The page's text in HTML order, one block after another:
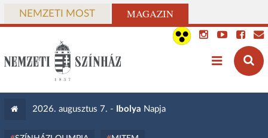
NEMZETI MOST MAGAZIN
2026. augusztus 7. - Ibolya Napja